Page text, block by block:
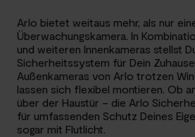
Arlo bietet weitaus mehr, als nur
Überwachungskamera. In
und weiteren Innenkameras stellst
Sicherheitssystem für Dein
Außenkameras von Arlo trotzen
lassen sich flexibel montieren. Ob
über der Haustür – die Arlo
für umfassenden Schutz Deines
sogar mit Flutlicht.